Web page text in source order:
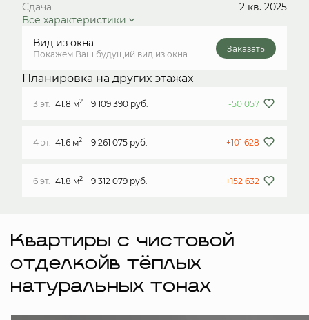
Сдача
2 кв. 2025
Все характеристики
Вид из окна
Покажем Ваш будущий вид из окна
Заказать
Планировка на других этажах
3 эт. 41.8 м2 9 109 390 руб. -50 057
4 эт. 41.6 м2 9 261 075 руб. +101 628
6 эт. 41.8 м2 9 312 079 руб. +152 632
Квартиры с чистовой
отделкойв тёплых
натуральных тонах